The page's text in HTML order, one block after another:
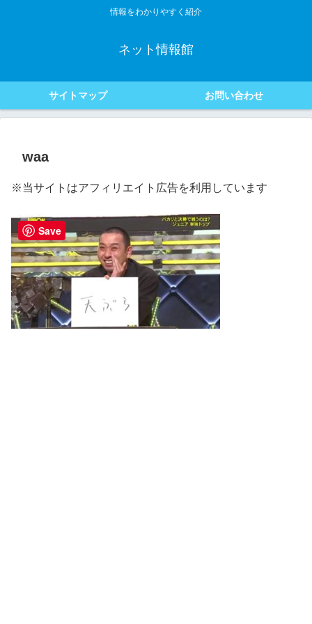
情報をわかりやすく紹介
ネット情報館
サイトマップ お問い合わせ
waa
※当サイトはアフィリエイト広告を利用しています
Save